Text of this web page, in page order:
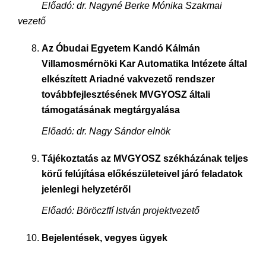
Előadó: dr. Nagyné Berke Mónika Szakmai
vezető
Az Óbudai Egyetem Kandó Kálmán
Villamosmérnöki Kar Automatika Intézete által
elkészített Ariadné vakvezető rendszer
továbbfejlesztésének MVGYOSZ általi
támogatásának megtárgyalása
Előadó: dr. Nagy Sándor elnök
Tájékoztatás az MVGYOSZ székházának teljes
körű felújítása előkészületeivel járó feladatok
jelenlegi helyzetéről
Előadó: Böröczffí István projektvezető
Bejelentések, vegyes ügyek